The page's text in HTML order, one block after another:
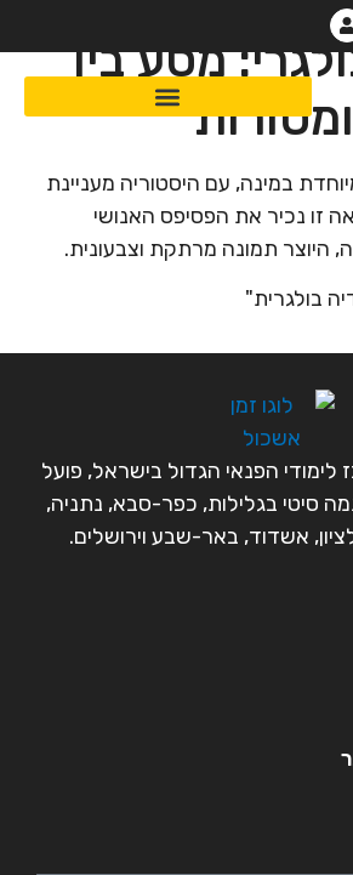
מסע בין
ומסורות
במינה, עם היסטוריה מעניינת
זו נכיר את הפסיפס האנושי
היוצר תמונה מרתקת וצבעונית.
בולגרית"
לימודי הפנאי הגדול בישראל, פועל
סיטי בגלילות, כפר-סבא, נתניה,
אשדוד, באר-שבע וירושלים.